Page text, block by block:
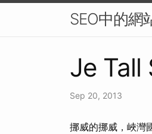
SEO中的網
Je Tall
Sep 20, 2013
挪威的挪威，峽灣